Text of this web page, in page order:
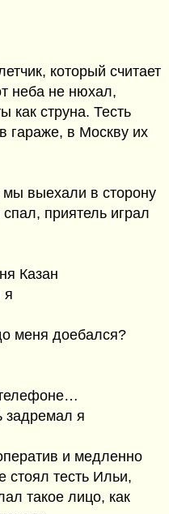
который считает
неба не нюхал,
как струна. Тесть
гараже, в Москву их
выехали в сторону
приятель играл
Казан
я
меня доебался?
задремал я
и медленно
стоял тесть Ильи,
такое лицо, как